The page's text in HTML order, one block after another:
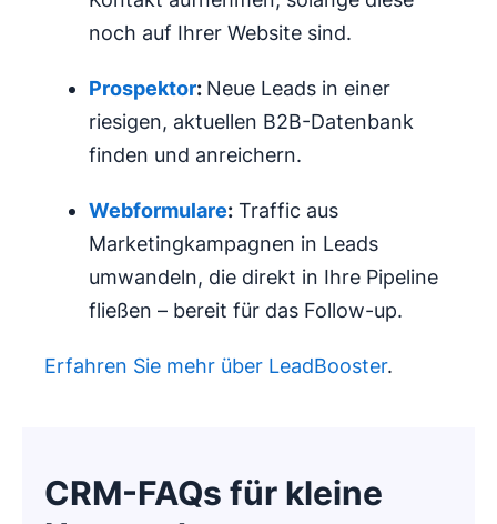
noch auf Ihrer Website sind.
Prospektor: Neue Leads in einer
riesigen, aktuellen B2B-Datenbank
finden und anreichern.
Webformulare: Traffic aus
Marketingkampagnen in Leads
umwandeln, die direkt in Ihre Pipeline
fließen – bereit für das Follow-up.
Erfahren Sie mehr über LeadBooster.
CRM-FAQs für kleine